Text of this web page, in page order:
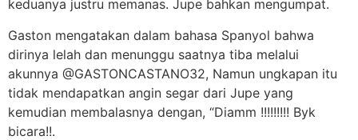
keduanya justru memanas. Jupe bahkan mengumpat.
Gaston mengatakan dalam bahasa Spanyol bahwa
dirinya lelah dan menunggu saatnya tiba melalui
akunnya @GASTONCASTANO32, Namun ungkapan itu
tidak mendapatkan angin segar dari Jupe yang
kemudian membalasnya dengan, “Diamm !!!!!!!!! Byk
bicara!!.